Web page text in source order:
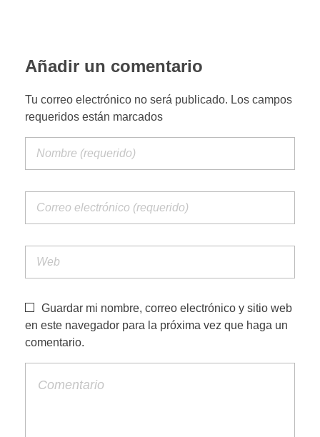
PORTFOLIO WEB
CONTACTA
Añadir un comentario
Tu correo electrónico no será publicado. Los campos
requeridos están marcados
Guardar mi nombre, correo electrónico y sitio web
en este navegador para la próxima vez que haga un
comentario.